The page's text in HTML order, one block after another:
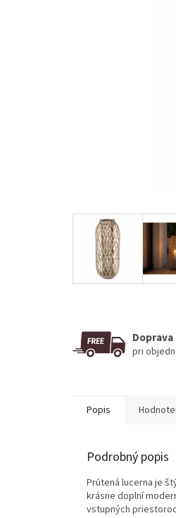
pri
Popis
Podrobný popis
Prútená lucerna je
krásne doplní
vstupných